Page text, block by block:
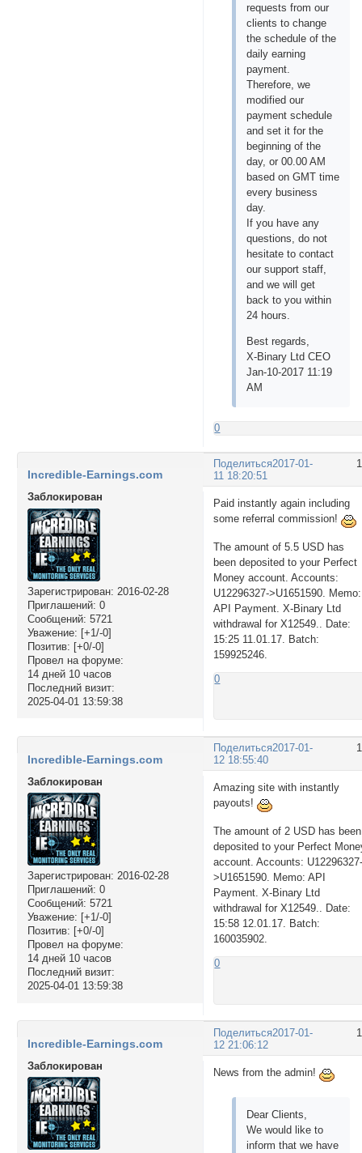
requests from our
clients to change
the schedule of the
daily earning
payment.
Therefore, we
modified our
payment schedule
and set it for the
beginning of the
day, or 00.00 AM
based on GMT time
every business
day.
If you have any
questions, do not
hesitate to contact
our support staff,
and we will get
back to you within
24 hours.
Best regards,
X-Binary Ltd CEO
Jan-10-2017 11:19
AM
0
Поделиться2017-01-
11 18:20:51
Incredible-Earnings.com
Заблокирован
Зарегистрирован: 2016-02-28
Приглашений: 0
Сообщений: 5721
Уважение: [+1/-0]
Позитив: [+0/-0]
Провел на форуме:
14 дней 10 часов
Последний визит:
2025-04-01 13:59:38
Paid instantly again including
some referral commission!
The amount of 5.5 USD has
been deposited to your Perfect
Money account. Accounts:
U12296327->U1651590. Memo:
API Payment. X-Binary Ltd
withdrawal for X12549.. Date:
15:25 11.01.17. Batch:
159925246.
0
Поделиться2017-01-
12 18:55:40
Incredible-Earnings.com
Заблокирован
Зарегистрирован: 2016-02-28
Приглашений: 0
Сообщений: 5721
Уважение: [+1/-0]
Позитив: [+0/-0]
Провел на форуме:
14 дней 10 часов
Последний визит:
2025-04-01 13:59:38
Amazing site with instantly
payouts!
The amount of 2 USD has been
deposited to your Perfect
account. Accounts:
>U1651590. Memo: API
Payment. X-Binary Ltd
withdrawal for X12549.. Date:
15:58 12.01.17. Batch:
160035902.
0
Поделиться2017-01-
12 21:06:12
Incredible-Earnings.com
Заблокирован
News from the admin!
Dear Clients,
We would like to
inform that we have